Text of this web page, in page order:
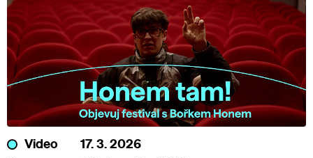
Video 17. 3. 2026